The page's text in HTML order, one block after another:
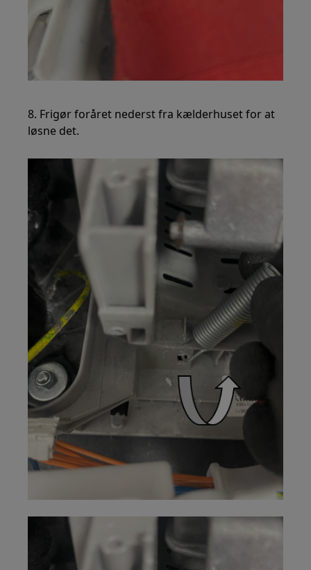
8. Frigør foråret nederst fra kælderhuset for at
løsne det.